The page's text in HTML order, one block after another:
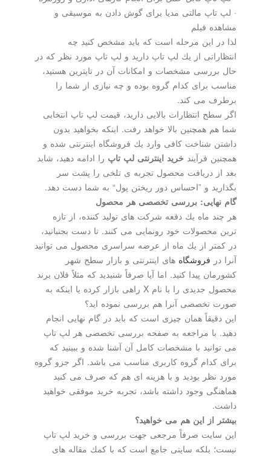
· لپ تاپ مالتی مدیا برای گوش دادن به موسیقی و
مشاهده فیلم
لذا در این مرحله است كه باید مشخص كنید چه
انتظاراتی از یك لپ تاپ دارید و لپ تاپ مورد نظر كه در
حال بررسی مشخصات و امكانات آن در تاپترین هستید،
مناسب برای كدام گروه بوده و چه نیازی از شما را
برطرف می كند.
اگر سطح انتظارات بالایی دارید، قیمت لپ تاپ انتخابی
شما هم همچنین بالا خواهد رفت. اینكه بخواهید بدون
داشتن شناخت كافی وارد یك فروشگاه اینترنتی شده و
همچنین فرآیندخرید اینترنتی لپ تاپرا ادامه دهید، شاید
بعد از دریافت محصول تجربه ی تلخی را پشت سر
بگذارید و ”احساس دور ریختن پول“ به شما دست دهد.
گام نهایی: بررسی تخصصی هر محصول
هر چند ماه یك دفعه شركت های تولید كننده، از تازه
ترین محصولات خود رونمایی می كنند. تا دست بجنبانید،
در كمتر از یك ماه از عرضه سراسری محصول می توانید
فروشگاههای اینترنتی و بازار سطح شهر
كشورمان پیدا كنید. اما آیا صرفاً شنیدید كه مثلاً فلان برند
محصول جدیدی را با نام X راهی بازار كرده یا اینكه به
صورت تخصصی آنرا هم بررسی نموده اید؟
این دقیقاً همان چیزی است كه باید در گام نهایی انجام
دهید. با مراجعه به صفحه بررسی تخصصی هر لپ تاپ
می توانید با مشخصات كامل آن آشنا شده و ببینید كه
برای كدام گروه كاربری مناسب می باشد. اگر جزو گروه
مورد نظر بودید و با هزینه ای هم كه صرف می كنید
هماهنگی وجود داشته باشد، تجربه خرید موفقی خواهید
بیشتر از این هم می خواهید؟
این سایت صرفاً مرجعی جهت بررسی و خرید لپ تاپ
نیست؛ بلكه سایتی جامع است كه با كمك مقاله های